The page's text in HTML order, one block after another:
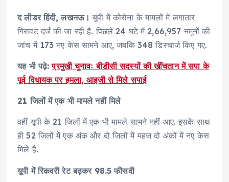
द लीडर हिंदी, लखनऊ। यूपी में कोरोना के मामलों में लगातार
गिरावट दर्ज की जा रही है. पिछले 24 घंटे में 2,66,957 नमूनों की
जांच में 173 नए केस सामने आए, जबकि 348 डिस्चार्ज किए गए.
यह भी पढ़े:प्रमुखी चुनावः बीडीसी सदस्यों की खींचतान में सपा के
पूर्व विधायक पर हमला, आइजी से मिले सपाई
21 जिलों में एक भी मामले नहीं मिले
वहीं यूपी के 21 जिलों में एक भी मामले सामने नहीं आए. इसके साथ
ही 52 जिलों में एक अंक और दो जिलों में महज दो अंकों में नए केस
मिले है.
यूपी में रिकवरी रेट बढ़कर 98.5 फीसदी